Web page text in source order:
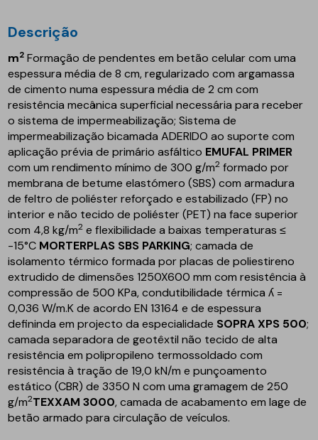
Descrição
m2 Formação de pendentes em betão celular com uma
espessura média de 8 cm, regularizado com argamassa
de cimento numa espessura média de 2 cm com
resistência mecânica superficial necessária para receber
o sistema de impermeabilização; Sistema de
impermeabilização bicamada ADERIDO ao suporte com
aplicação prévia de primário asfáltico EMUFAL PRIMER
com um rendimento mínimo de 300 g/m2 formado por
membrana de betume elastómero (SBS) com armadura
de feltro de poliéster reforçado e estabilizado (FP) no
interior e não tecido de poliéster (PET) na face superior
com 4,8 kg/m2 e flexibilidade a baixas temperaturas ≤
-15°C MORTERPLAS SBS PARKING; camada de
isolamento térmico formada por placas de poliestireno
extrudido de dimensões 1250X600 mm com resistência à
compressão de 500 KPa, condutibilidade térmica ʎ =
0,036 W/m.K de acordo EN 13164 e de espessura
defininda em projecto da especialidade SOPRA XPS 500;
camada separadora de geotêxtil não tecido de alta
resistência em polipropileno termossoldado com
resistência à tração de 19,0 kN/m e punçoamento
estático (CBR) de 3350 N com uma gramagem de 250
g/m2TEXXAM 3000, camada de acabamento em lage de
betão armado para circulação de veículos.